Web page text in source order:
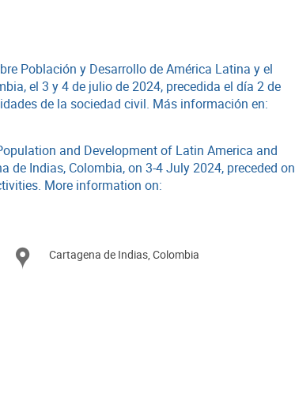
Población y Desarrollo de América Latina y el
el 3 y 4 de julio de 2024, precedida el día 2 de
de la sociedad civil. Más información en:
and Development of Latin America and
de Indias, Colombia, on 3-4 July 2024, preceded on
More information on:
Ubicación
Cartagena de Indias, Colombia